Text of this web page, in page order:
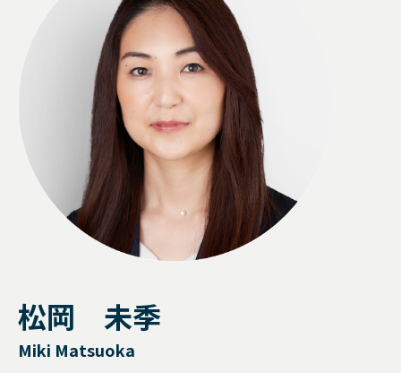
松岡 未季
Miki Matsuoka
コンテンツ
リソース
ブランチャード・ ジャパンとは
お問い合わせ
SLII®. POWERING INSPIRED LEADERS™
カスタム・ソリューション
カスタム・ソリューション
クライアント企業の組織課題に対して、助言や具体的な事例紹介、ま
た課題に対する解決策をご提供するサービスです。
ラーニング・ジャーニー
バーチャル＆オンライン研修プログラム
ライセンス型
公開講座
認定講師養成講座
アセスメント
モデレーションとコミュニティ管理
（C&M方式オンライン学習）
オーダーメイドの学習体験
トレーニング・プロフェッショナル
個人
新任マネージャー
の役割に昇格させる場合、確実に成功させたいものです。
新任マネージャー
経験豊富なリーダー
シニアリーダー
経営層
多様な研修実施方法
おすすめ:
勇気あるインクルージョン
このプログラムでは、参加者が職場におけるインクルージョンの知識
を深め、積極的な提唱者となる方法を学ぶ。
学習者は、中核となる心理的ニーズ、価値観、才能、行動のパターン
を特定することで、自分自身や他人をよりよく理解できるようになり
ます。
マネジメント・エッセンシャルズ
信頼関係の構築
コーチング・エッセンシャルズ
カンバセーション・キャパシティ
Inclusion
essential-motivators
イグナイト・ニュースレター
今後のウェブセミナー
おすすめ:
公開講座
公開講座やセミナー・イベントの最新情報をご紹介します。
【事例紹介】“やりっぱなし研修”を終わらせる ～北米ホンダの実践に
学ぶ、組織全体で定着を促す構造的アプローチ～
パートナー・トレーナー